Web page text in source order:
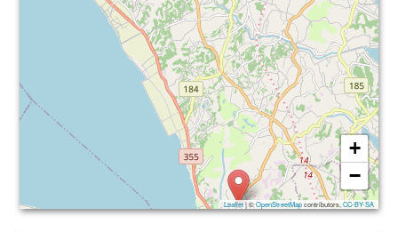
+
−
Leaflet|©OpenStreetMapcontributors, CC-BY-SA